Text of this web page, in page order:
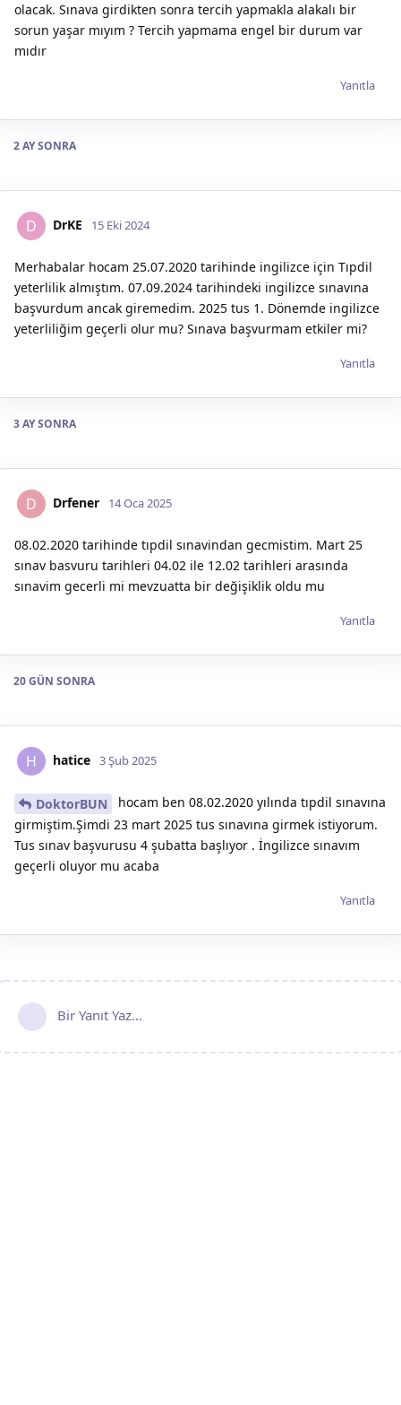
olacak. Sınava girdikten sonra tercih yapmakla alakalı bir
sorun yaşar mıyım ? Tercih yapmama engel bir durum var
mıdır
Yanıtla
2 AYSONRA
D DrKE 15 Eki 2024
Merhabalar hocam 25.07.2020 tarihinde ingilizce için Tıpdil
yeterlilik almıştım. 07.09.2024 tarihindeki ingilizce sınavına
başvurdum ancak giremedim. 2025 tus 1. Dönemde ingilizce
yeterliliğim geçerli olur mu? Sınava başvurmam etkiler mi?
Yanıtla
3 AYSONRA
D Drfener 14 Oca 2025
08.02.2020 tarihinde tıpdil sınavindan gecmistim. Mart 25
sınav basvuru tarihleri 04.02 ile 12.02 tarihleri arasında
sınavim gecerli mi mevzuatta bir değişiklik oldu mu
Yanıtla
20 GÜN SONRA
H hatice 3 Şub 2025
DoktorBUN
hocam ben 08.02.2020 yılında tıpdil sınavına
girmiştim.Şimdi 23 mart 2025 tus sınavına girmek istiyorum.
Tus sınav başvurusu 4 şubatta başlıyor . İngilizce sınavım
geçerli oluyor mu acaba
Yanıtla
Bir Yanıt Yaz...